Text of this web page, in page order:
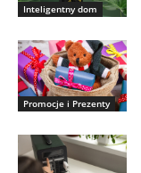
Inteligentny dom
Promocje i Prezenty